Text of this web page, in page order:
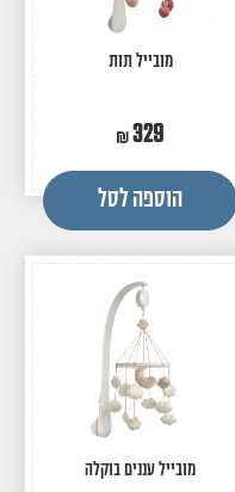
מובייל תות
329
הוספה לסל
מובייל עננים בוקלה